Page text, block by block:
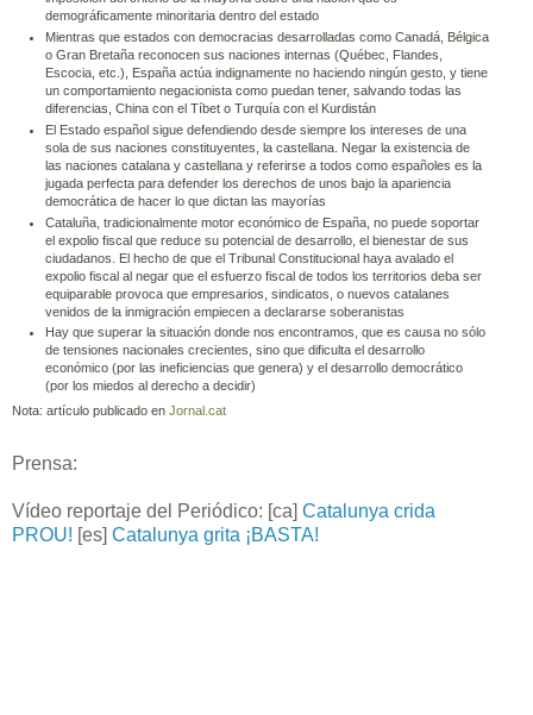
demográficamente minoritaria dentro del estado
Mientras que estados con democracias desarrolladas como Canadá, Bélgica
o Gran Bretaña reconocen sus naciones internas (Québec, Flandes,
Escocia, etc.), España actúa indignamente no haciendo ningún gesto, y tiene
un comportamiento negacionista como puedan tener, salvando todas las
diferencias, China con el Tíbet o Turquía con el Kurdistán
El Estado español sigue defendiendo desde siempre los intereses de una
sola de sus naciones constituyentes, la castellana. Negar la existencia de
las naciones catalana y castellana y referirse a todos como españoles es la
jugada perfecta para defender los derechos de unos bajo la apariencia
democrática de hacer lo que dictan las mayorías
Cataluña, tradicionalmente motor económico de España, no puede soportar
el expolio fiscal que reduce su potencial de desarrollo, el bienestar de sus
ciudadanos. El hecho de que el Tribunal Constitucional haya avalado el
expolio fiscal al negar que el esfuerzo fiscal de todos los territorios deba ser
equiparable provoca que empresarios, sindicatos, o nuevos catalanes
venidos de la inmigración empiecen a declararse soberanistas
Hay que superar la situación donde nos encontramos, que es causa no sólo
de tensiones nacionales crecientes, sino que dificulta el desarrollo
económico (por las ineficiencias que genera) y el desarrollo democrático
(por los miedos al derecho a decidir)
Nota: artículo publicado en Jornal.cat
Prensa:
Vídeo reportaje del Periódico: [ca] Catalunya crida
PROU! [es] Catalunya grita ¡BASTA!